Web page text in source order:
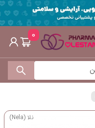
0
نلا (Nela)